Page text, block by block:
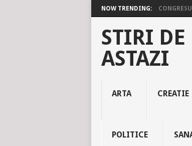
NOW TRENDING:
STIRI
ASTAZI
ARTA CREATIE
POLITICE